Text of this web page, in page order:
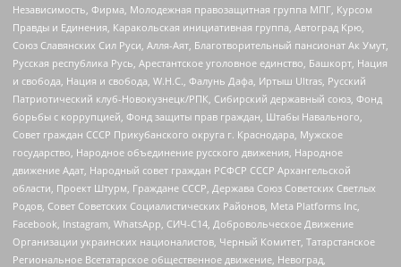
Независимость, Фирма, Молодежная правозащитная группа МПГ, Курсом
Правды и Единения, Каракольская инициативная группа, Автоград Крю,
Союз Славянских Сил Руси, Алля-Аят, Благотворительный пансионат Ак Умут,
Русская республика Русь, Арестантское уголовное единство, Башкорт, Нация
и свобода, Нация и свобода, W.H.С., Фалунь Дафа, Иртыш Ultras, Русский
Патриотический клуб-Новокузнецк/РПК, Сибирский державный союз, Фонд
борьбы с коррупцией, Фонд защиты прав граждан, Штабы Навального,
Совет граждан СССР Прикубанского округа г. Краснодара, Мужское
государство, Народное объединение русского движения, Народное
движение Адат, Народный совет граждан РСФСР СССР Архангельской
области, Проект Штурм, Граждане СССР, Держава Союз Советских Светлых
Родов, Совет Советских Социалистических Районов, Meta Platforms Inc,
Facebook, Instagram, WhatsApp, СИЧ-С14, Добровольческое Движение
Организации украинских националистов, Черный Комитет, Татарстанское
Региональное Всетатарское общественное движение, Невоград,